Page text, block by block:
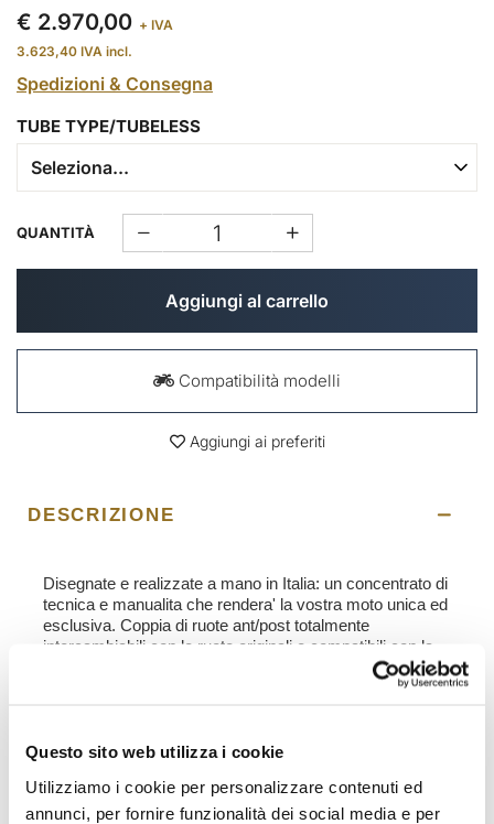
Questo sito web utilizza i cookie
Utilizziamo i cookie per personalizzare contenuti ed
annunci, per fornire funzionalità dei social media e per
€ 2.970,00 + IVA
3.623,40 IVA incl.
Spedizioni & Consegna
TUBE TYPE/TUBELESS
QUANTITÀ
Aggiungi al carrello
Compatibilità modelli
Aggiungi ai preferiti
DESCRIZIONE
Disegnate e realizzate a mano in Italia: un concentrato di
tecnica e manualita che rendera' la vostra moto unica ed
esclusiva. Coppia di ruote ant/post totalmente
intercambiabili con le ruote originali e compatibili con la
componente originale. Si riutilizzano i vostri attuali Dischi
Caratteristiche Tecniche:
Mozzo in alluminio (6082-T6) ricavato dal pieno al CNC
(colore nero opaco)